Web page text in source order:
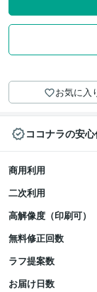
お気に入
ココナラの安
商用利用
二次利用
高解像度（印刷可）
無料修正回数
ラフ提案数
お届け日数